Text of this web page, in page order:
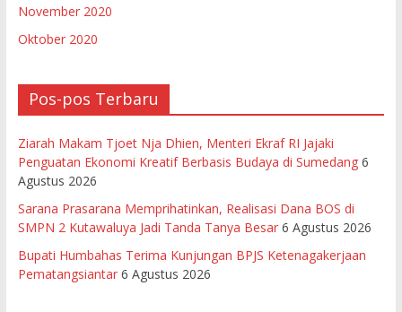
November 2020
Oktober 2020
Pos-pos Terbaru
Ziarah Makam Tjoet Nja Dhien, Menteri Ekraf RI Jajaki
Penguatan Ekonomi Kreatif Berbasis Budaya di Sumedang 6
Agustus 2026
Sarana Prasarana Memprihatinkan, Realisasi Dana BOS di
SMPN 2 Kutawaluya Jadi Tanda Tanya Besar 6 Agustus 2026
Bupati Humbahas Terima Kunjungan BPJS Ketenagakerjaan
Pematangsiantar 6 Agustus 2026